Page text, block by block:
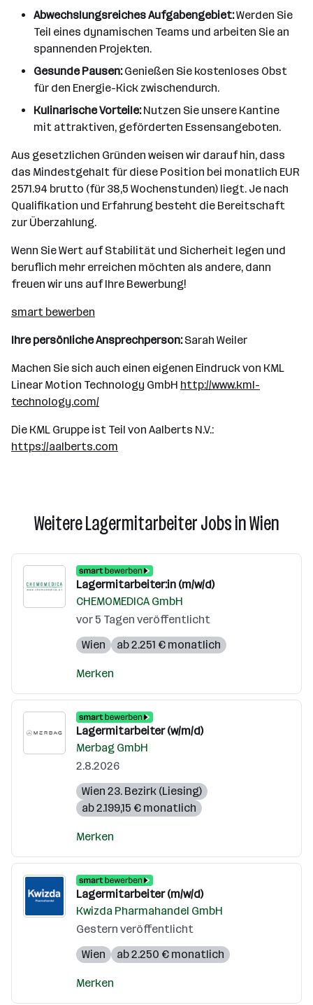
Abwechslungsreiches Aufgabengebiet:Werden Sie
Teil eines dynamischen Teams und arbeiten Sie an
spannenden Projekten.
Gesunde Pausen:Genießen Sie kostenloses Obst
für den Energie-Kick zwischendurch.
Kulinarische Vorteile:Nutzen Sie unsere Kantine
mit attraktiven, geförderten Essensangeboten.
Aus gesetzlichen Gründen weisen wir darauf hin, dass
das Mindestgehalt für diese Position bei monatlich EUR
2571.94 brutto (für 38,5 Wochenstunden) liegt. Je nach
Qualifikation und Erfahrung besteht die Bereitschaft
zur Überzahlung.
Wenn Sie Wert auf Stabilität und Sicherheit legen und
beruflich mehr erreichen möchten als andere, dann
freuen wir uns auf Ihre Bewerbung!
smart bewerben
Ihre persönliche Ansprechperson:Sarah Weiler
Machen Sie sich auch einen eigenen Eindruck von KML
Linear Motion Technology GmbH http://www.kml-
technology.com/
Die KML Gruppe ist Teil von Aalberts N.V.:
https://aalberts.com
Weitere Lagermitarbeiter Jobs in Wien
Lagermitarbeiter:in (m/w/d)
CHEMOMEDICA GmbH
vor 5 Tagen veröffentlicht
Wien
ab 2.251 € monatlich
Merken
Lagermitarbeiter (w/m/d)
Merbag GmbH
2.8.2026
Wien 23. Bezirk (Liesing)
ab 2.199,15 € monatlich
Merken
Lagermitarbeiter (m/w/d)
Kwizda Pharmahandel GmbH
Gestern veröffentlicht
Wien
ab 2.250 € monatlich
Merken